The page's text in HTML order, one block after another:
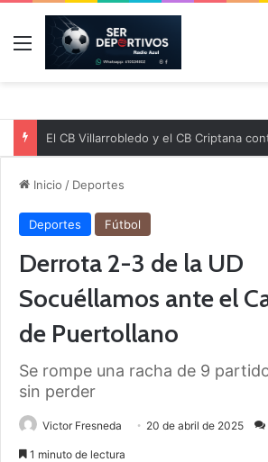
Menú
Inicio / Deportes
Deportes Fútbol
Derrota 2-3 de la UD
Socuéllamos ante el
de Puertollano
Se rompe una racha de 9
sin perder
Victor Fresneda 20 de abril de 2025
1 minuto de lectura